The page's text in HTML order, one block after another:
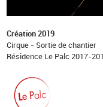
Création 2019
Cirque - Sortie de chantier
Résidence Le Palc 2017-